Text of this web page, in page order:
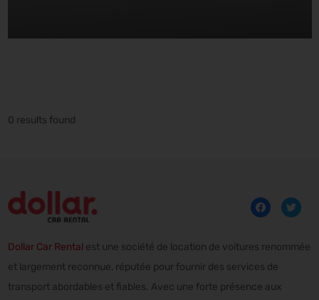
0 results found
Dollar Car Rental est une société de location de voitures renommée
et largement reconnue, réputée pour fournir des services de
transport abordables et fiables. Avec une forte présence aux